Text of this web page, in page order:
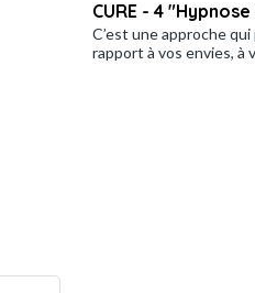
CURE - 4
C’est une approche
rapport à vos envies, à